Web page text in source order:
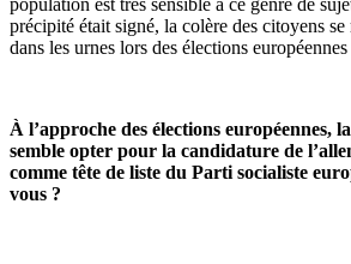
population est très sensible à ce genre de
précipité était signé, la colère des citoyens
dans les urnes lors des élections
À l’approche des élections européennes,
semble opter pour la candidature de
comme tête de liste du Parti socialiste
vous ?